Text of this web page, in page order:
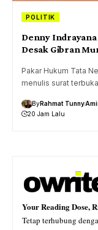
POLITIK
Denny
Desak Gibran
Pakar Hukum Tata
menulis surat
ByRahmat Tunny
20 Jam Lalu
Your Reading Dose,
Tetap terhubung